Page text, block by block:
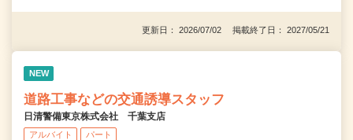
更新日： 2026/07/02 掲載終了日： 2027/05/21
NEW
道路工事などの交通誘導スタッフ
日清警備東京株式会社 千葉支店
アルバイト パート